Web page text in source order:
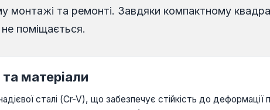
монтажі та ремонті. Завдяки компактному
поміщається.
матеріали
сталі (Cr-V), що забезпечує стійкість до